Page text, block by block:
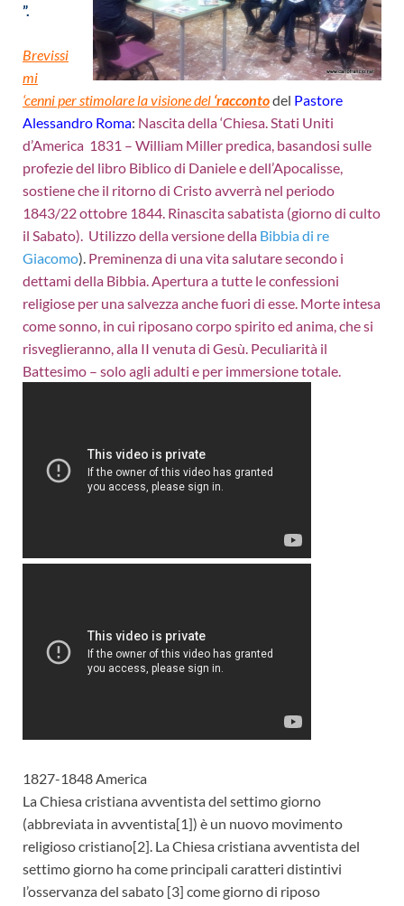
”.
Brevissi
mi
‘cenni per stimolare la visione del ‘raccontodel Pastore
Alessandro Roma: Nascita della ‘Chiesa. Stati Uniti
d’America 1831 – William Miller predica, basandosi sulle
profezie del libro Biblico di Daniele e dell’Apocalisse,
sostiene che il ritorno di Cristo avverrà nel periodo
1843/22 ottobre 1844. Rinascita sabatista (giorno di culto
il Sabato). Utilizzo della versione della Bibbia di re
Giacomo). Preminenza di una vita salutare secondo i
dettami della Bibbia. Apertura a tutte le confessioni
religiose per una salvezza anche fuori di esse. Morte intesa
come sonno, in cui riposano corpo spirito ed anima, che si
risveglieranno, alla II venuta di Gesù. Peculiarità il
Battesimo – solo agli adulti e per immersione totale.
1827-1848 America
La Chiesa cristiana avventista del settimo giorno
(abbreviata in avventista[1]) è un nuovo movimento
religioso cristiano[2]. La Chiesa cristiana avventista del
settimo giorno ha come principali caratteri distintivi
l’osservanza del sabato [3] come giorno di riposo